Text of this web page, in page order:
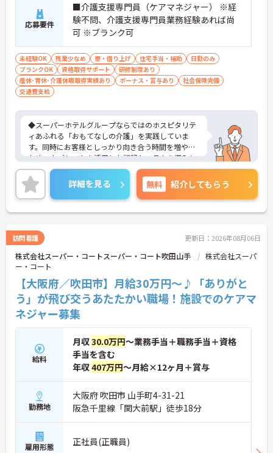
応募要件
■介護支援専門員（ケアマネジャー） ※経
験不問、介護支援専門員業務経験あれば尚
可 ※ブランク可
未経験OK 残業少なめ 寮・借り上げ 住宅手当・補助
日勤のみ
ブランクOK
資格取得サポート
研修制度あり
産休･育休･介護休暇取得実績あり
ボーナス・賞与あり
社会保険完備
交通費支給
◆スーパーホテルグループならではのホスピタリテ
ィあふれる「おもてなしの介護」を実践していま
す。同時にお客様としっかり向き合う時間を増やす
ため、タブレットを活用した記録システムを導入し
て業務の効率化も進めています。お客様一人ひとり
の人生に深く寄り添えるやりがいのあるお仕事で
す。
◆部署や施設を超えてスタッフ同士で「ありがと
う」のバッジを送り合える「サンクスバッジ」制度
が行き交うほど活発で、日々の感謝を大切にする文
化が根付いています。風通しが良く親身になってく
れる仲間が多いので、壁にぶつかっても安心して相
談できるあたたかい雰囲気です。
◆プロの介護集団を目指す独自の介護技術認定制度
「ケアマイスター」あり！また半年に1回「目標管
理シート」を作成し、月に1回上司と面談を行うこ
とで、自身の成長をしっかり実感しながら働けま
す。
詳細を見る 無料 紹介してもらう
訪問看護 更新日：2026年08月06日
株式会社スーパー・コートスーパー・コート吹田山手
株式会社スーパ
ー・コート
【大阪府／吹田市】月給30万円～♪「ありがと
う」が飛び交うあたたかい職場！施設でのケアマ
ネジャー募集
給料
月収30.0万円～業務手当＋職務手当＋資格
手当を含む
年収407万円～月給×12ヶ月＋賞与
勤務地
大阪府 吹田市 山手町4-31-21
阪急千里線「関大前駅」徒歩18分
雇用形態 正社員(正職員)